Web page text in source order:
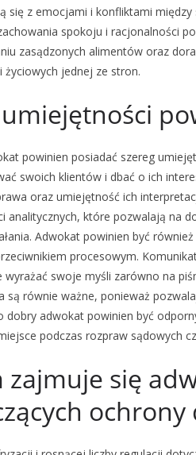
się z emocjami i konfliktami
spokoju i racjonalności
zasądzonych alimentów oraz
życiowych jednej ze stron.
umiejętności
powinien posiadać szereg
swoich klientów i dbać o ich
oraz umiejętność ich
analitycznych, które pozwalają na
Adwokat powinien być
procesowym.
wyrażać swoje myśli zarówno na
są równie ważne, ponieważ
dobry adwokat powinien być
podczas rozpraw sądowych
zajmuje się